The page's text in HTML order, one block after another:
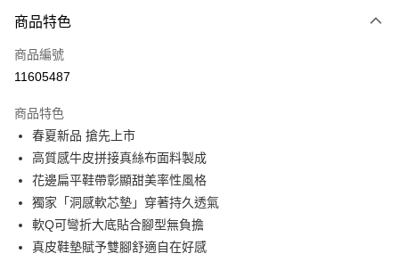
信用卡一次付款
信用卡分期付款
合作金庫商業銀行
華南商業銀行
上海商業儲蓄銀行
國泰世華商業銀行
臺灣中小企業銀行
台中商業銀行
匯豐（台灣）商業銀行
聯邦商業銀行
元大商業銀行
6 期 0 利率 每期
華南商業銀行
上海商業儲蓄銀行
國泰世華商業銀行
兆豐國際商業銀行
臺灣中小企業銀行
匯豐（台灣）商業銀行
12 期 0 利率 每期
合作金庫商業銀行
上海商業儲蓄銀行
台北富邦商業銀行
國泰世華商業銀行
臺灣中小企業銀行
LINE Pay
Apple Pay
街口支付
商品特色
商品編號
11605487
商品特色
春夏新品 搶先上市
高質感牛皮拼接真絲布面料製成
花邊扁平鞋帶彰顯甜美率性風格
獨家「洞感軟芯墊」穿著持久透氣
軟Q可彎折大底貼合腳型無負擔
真皮鞋墊賦予雙腳舒適自在好感